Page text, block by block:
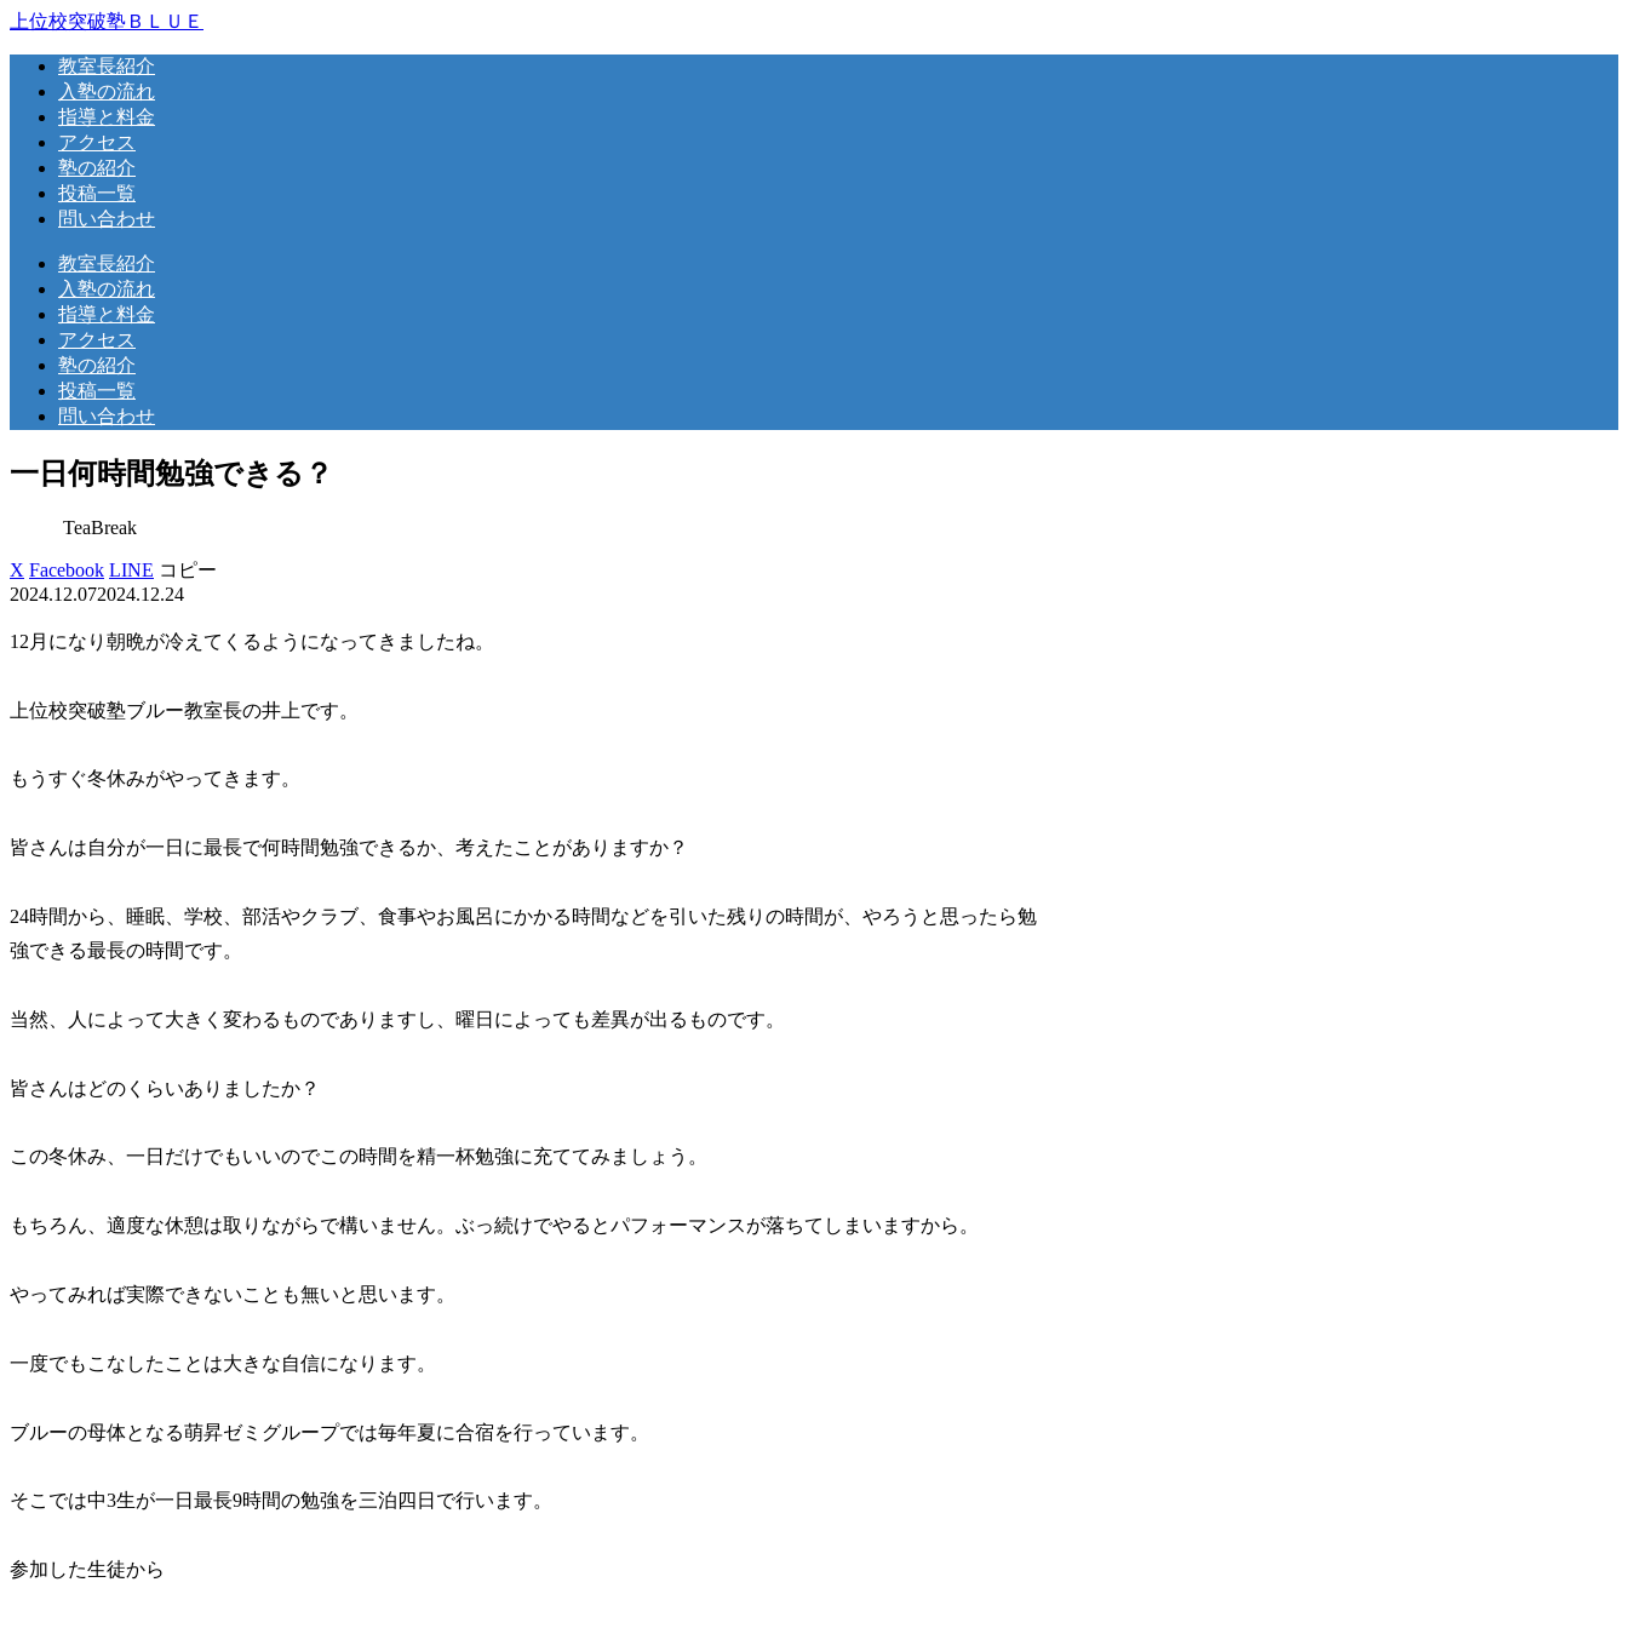
上位校突破塾ＢＬＵＥ
教室長紹介
入塾の流れ
指導と料金
アクセス
塾の紹介
投稿一覧
問い合わせ
教室長紹介
入塾の流れ
指導と料金
アクセス
塾の紹介
投稿一覧
問い合わせ
一日何時間勉強できる？
TeaBreak
X Facebook LINE コピー
2024.12.072024.12.24
12月になり朝晩が冷えてくるようになってきましたね。
上位校突破塾ブルー教室長の井上です。
もうすぐ冬休みがやってきます。
皆さんは自分が一日に最長で何時間勉強できるか、考えたことがありますか？
24時間から、睡眠、学校、部活やクラブ、食事やお風呂にかかる時間などを引いた残りの時間が、やろうと思ったら勉
強できる最長の時間です。
当然、人によって大きく変わるものでありますし、曜日によっても差異が出るものです。
皆さんはどのくらいありましたか？
この冬休み、一日だけでもいいのでこの時間を精一杯勉強に充ててみましょう。
もちろん、適度な休憩は取りながらで構いません。ぶっ続けでやるとパフォーマンスが落ちてしまいますから。
やってみれば実際できないことも無いと思います。
一度でもこなしたことは大きな自信になります。
ブルーの母体となる萌昇ゼミグループでは毎年夏に合宿を行っています。
そこでは中3生が一日最長9時間の勉強を三泊四日で行います。
参加した生徒から